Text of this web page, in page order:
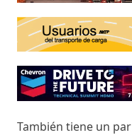
También tiene un